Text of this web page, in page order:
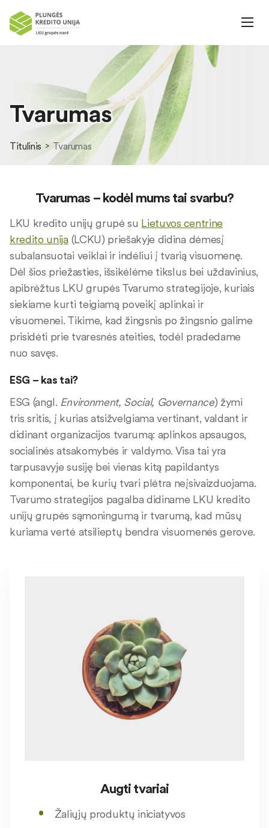
Tvarumas
Titulinis Tvarumas
Tvarumas – kodėl mums tai svarbu?
LKU kredito unijų grupė su Lietuvos centrine
kredito unija(LCKU) priešakyje didina dėmesį
subalansuotai veiklai ir indėliui į tvarią visuomenę.
Dėl šios priežasties, išsikėlėme tikslus bei uždavinius,
apibrėžtus LKU grupės Tvarumo strategijoje, kuriais
siekiame kurti teigiamą poveikį aplinkai ir
visuomenei. Tikime, kad žingsnis po žingsnio galime
prisidėti prie tvaresnės ateities, todėl pradedame
nuo savęs.
ESG – kas tai?
ESG (angl. Environment, Social, Governance) žymi
tris sritis, į kurias atsižvelgiama vertinant, valdant ir
didinant organizacijos tvarumą: aplinkos apsaugos,
socialinės atsakomybės ir valdymo. Visa tai yra
tarpusavyje susiję bei vienas kitą papildantys
komponentai, be kurių tvari plėtra neįsivaizduojama.
Tvarumo strategijos pagalba didiname LKU kredito
unijų grupės sąmoningumą ir tvarumą, kad mūsų
kuriama vertė atsilieptų bendra visuomenės gerove.
Augti tvariai
Žaliųjų produktų iniciatyvos